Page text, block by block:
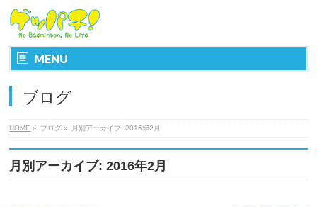
MENU
ブログ
HOME » ブログ » 月別アーカイブ: 2016年2月
月別アーカイブ: 2016年2月